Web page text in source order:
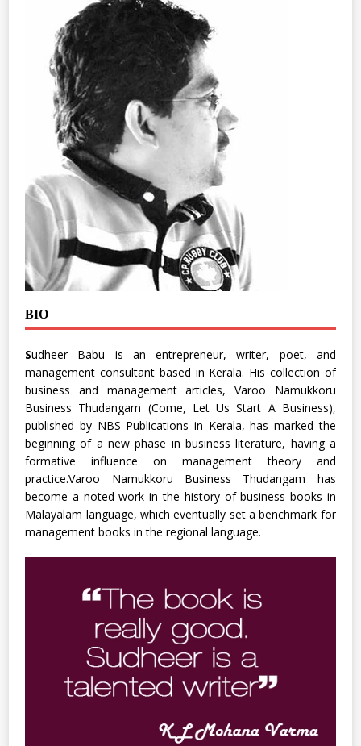
BIO
Sudheer Babu is an entrepreneur, writer, poet, and
management consultant based in Kerala. His collection of
business and management articles, Varoo Namukkoru
Business Thudangam (Come, Let Us Start A Business),
published by NBS Publications in Kerala, has marked the
beginning of a new phase in business literature, having a
formative influence on management theory and
practice.Varoo Namukkoru Business Thudangam has
become a noted work in the history of business books in
Malayalam language, which eventually set a benchmark for
management books in the regional language.